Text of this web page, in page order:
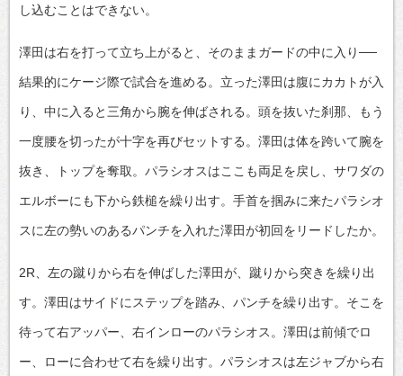
し込むことはできない。
澤田は右を打って立ち上がると、そのままガードの中に入り──
結果的にケージ際で試合を進める。立った澤田は腹にカカトが入
り、中に入ると三角から腕を伸ばされる。頭を抜いた刹那、もう
一度腰を切ったが十字を再びセットする。澤田は体を跨いて腕を
抜き、トップを奪取。パラシオスはここも両足を戻し、サワダの
エルボーにも下から鉄槌を繰り出す。手首を掴みに来たパラシオ
スに左の勢いのあるパンチを入れた澤田が初回をリードしたか。
2R、左の蹴りから右を伸ばした澤田が、蹴りから突きを繰り出
す。澤田はサイドにステップを踏み、パンチを繰り出す。そこを
待って右アッパー、右インローのパラシオス。澤田は前傾でロ
ー、ローに合わせて右を繰り出す。パラシオスは左ジャブから右